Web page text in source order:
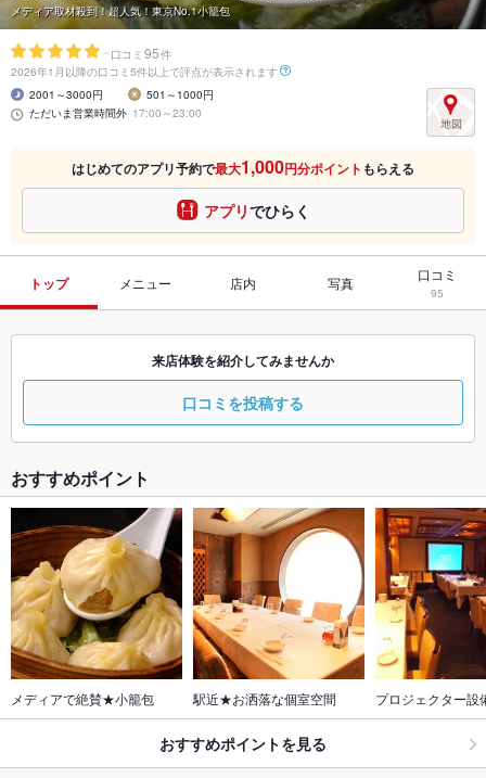
メディア取材殺到！超人気！東京No.1小籠包
- 口コミ 95件
2026年1月以降の口コミ5件以上で評点が表示されます
2001～3000円
501～1000円
ただいま営業時間外 17:00～23:00
はじめてのアプリ予約で最大1,000円分ポイント もらえる
アプリでひらく
トップ メニュー 店内 写真 口コミ
95
来店体験を紹介してみませんか
口コミを投稿する
おすすめポイント
メディアで絶賛★小籠包 駅近★お洒落な個室空間 プロジェクター設
おすすめポイントを見る